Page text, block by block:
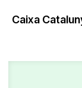
Caixa